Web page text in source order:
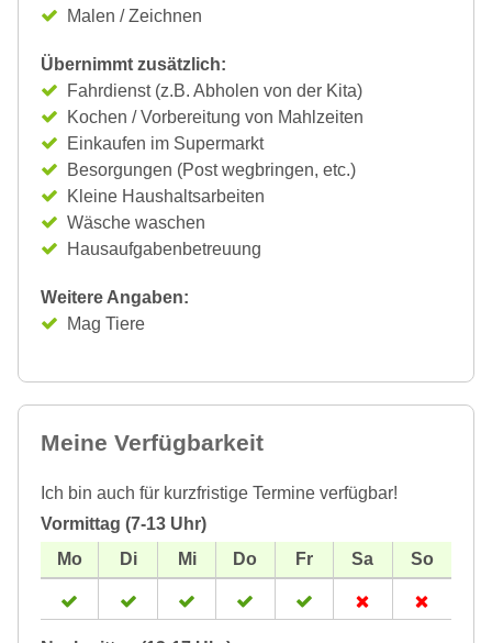
Malen / Zeichnen
Übernimmt zusätzlich:
Fahrdienst (z.B. Abholen von der Kita)
Kochen / Vorbereitung von Mahlzeiten
Einkaufen im Supermarkt
Besorgungen (Post wegbringen, etc.)
Kleine Haushaltsarbeiten
Wäsche waschen
Hausaufgabenbetreuung
Weitere Angaben:
Mag Tiere
Meine Verfügbarkeit
Ich bin auch für kurzfristige Termine verfügbar!
Vormittag (7-13 Uhr)